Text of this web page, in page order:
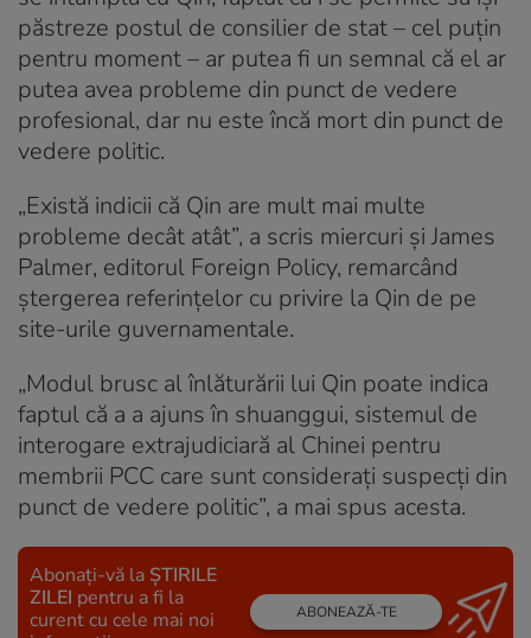
păstreze postul de consilier de stat – cel puțin
pentru moment – ar putea fi un semnal că el ar
putea avea probleme din punct de vedere
profesional, dar nu este încă mort din punct de
vedere politic.
„Există indicii că Qin are mult mai multe
probleme decât atât”, a scris miercuri și James
Palmer, editorul Foreign Policy, remarcând
ștergerea referințelor cu privire la Qin de pe
site-urile guvernamentale.
„Modul brusc al înlăturării lui Qin poate indica
faptul că a a ajuns în shuanggui, sistemul de
interogare extrajudiciară al Chinei pentru
membrii PCC care sunt considerați suspecți din
punct de vedere politic”, a mai spus acesta.
Abonați-vă la ȘTIRILE
ZILEI pentru a fi la
curent cu cele mai noi
ABONEAZĂ-TE